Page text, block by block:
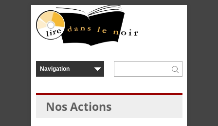
Nos Actions